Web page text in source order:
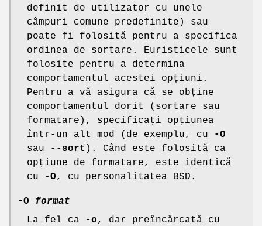
definit de utilizator cu unele
câmpuri comune predefinite) sau
poate fi folosită pentru a specifica
ordinea de sortare. Euristicele sunt
folosite pentru a determina
comportamentul acestei opțiuni.
Pentru a vă asigura că se obține
comportamentul dorit (sortare sau
formatare), specificați opțiunea
într-un alt mod (de exemplu, cu
-O
sau
--sort ). Când este folosită ca
opțiune de formatare, este identică
cu
-O, cu personalitatea BSD.
-O format
La fel ca
-o, dar preîncărcată cu